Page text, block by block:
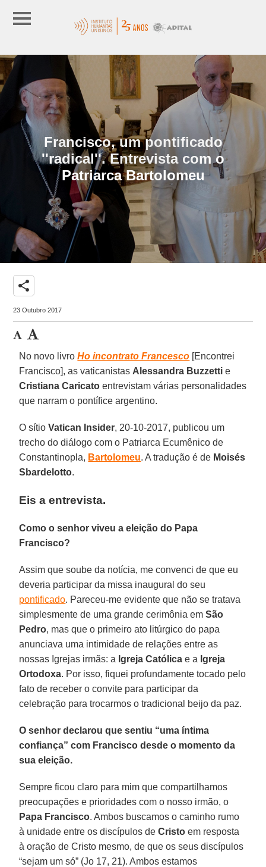
Francisco, um pontificado
''radical''. Entrevista com o
Patriarca Bartolomeu
share
23 Outubro 2017
No novo livroHo incontrato Francesco [Encontrei
Francisco], as vaticanistas Alessandra Buzzetti e
Cristiana Caricato entrevistam várias personalidades
que narram o pontífice argentino.
O sítioVatican Insider, 20-10-2017, publicou um
trecho do diálogo com o Patriarca Ecumênico de
Constantinopla, Bartolomeu. A tradução é de Moisés
Sbardelotto.
Eis a entrevista.
Como o senhor viveu a eleição do Papa
Francisco?
Assim que soube da notícia, me convenci de que eu
deveria participar da missa inaugural do seu
pontificado. Pareceu-me evidente que não se tratava
simplesmente de uma grande cerimônia emSão
Pedro, mas que o primeiro ato litúrgico do papa
anunciava uma intimidade de relações entre as
nossas Igrejas irmãs: a Igreja Católica e a Igreja
Ortodoxa. Por isso, fiquei profundamente tocado pelo
fato de receber o convite para participar da
celebração para trocarmos o tradicional beijo da paz.
O senhor declarou que sentiu “uma íntima
confiança” com Francisco desde o momento da
sua eleição.
Sempre ficou claro para mim que compartilhamos
preocupações e prioridades com o nosso irmão, o
Papa Francisco. Ambos buscamos o caminho rumo
à unidade entre os discípulos deCristo em resposta
à oração de Cristo mesmo, de que os seus discípulos
“sejam um só” (Jo 17, 21). Ambos estamos